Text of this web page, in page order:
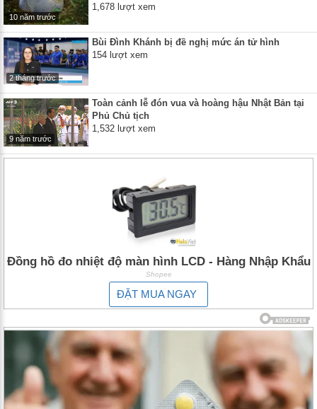
10 năm trước
1,678 lượt xem
2 tháng trước
Bùi Đình Khánh bị đề nghị mức án tử hình
154 lượt xem
9 năm trước
Toàn cảnh lễ đón vua và hoàng hậu Nhật Bản tại
Phủ Chủ tịch
1,532 lượt xem
Đồng hồ đo nhiệt độ màn hình LCD - Hàng Nhập Khẩu
Shopee
ĐẶT MUA NGAY